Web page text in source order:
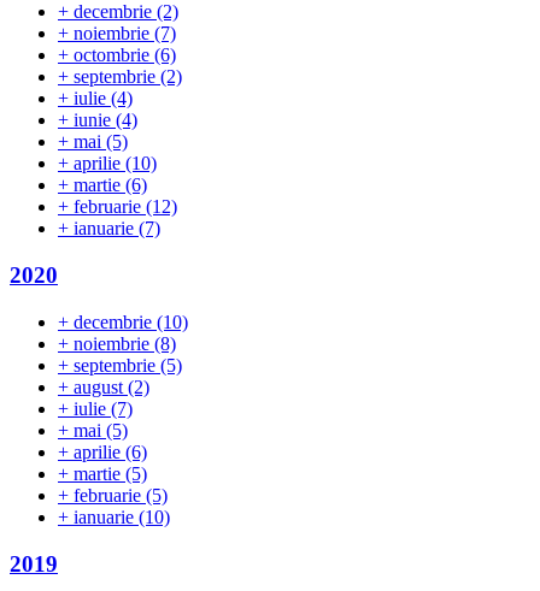
+ decembrie (2)
+ noiembrie (7)
+ octombrie (6)
+ septembrie (2)
+ iulie (4)
+ iunie (4)
+ mai (5)
+ aprilie (10)
+ martie (6)
+ februarie (12)
+ ianuarie (7)
2020
+ decembrie (10)
+ noiembrie (8)
+ septembrie (5)
+ august (2)
+ iulie (7)
+ mai (5)
+ aprilie (6)
+ martie (5)
+ februarie (5)
+ ianuarie (10)
2019